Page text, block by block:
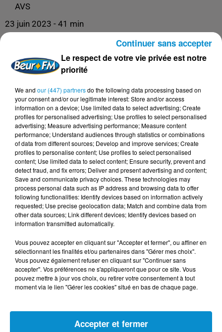
AVS
23 juin 2023 - 41 min
AVS - 23/06/23 - VIEILLIR SANS ÊTRE VIEUX !
(DR CLAUDE CHAUCHARD)
DERNIERS PODCASTS
24 juillet 2026
Les Zinformés - 24/07/26
23 juillet 2026
Les Zinformés - 23/07/26
22 juillet 2026
Le respect de votre vie privée est notre
priorité
We and our (447) partnersdo the following data processing based on
your consent and/or our legitimate interest: Store and/or access
information on a device; Use limited data to select advertising; Create
profiles for personalised advertising; Use profiles to select personalised
advertising; Measure advertising performance; Measure content
performance; Understand audiences through statistics or combinations
of data from different sources; Develop and improve services; Create
profiles to personalise content; Use profiles to select personalised
content; Use limited data to select content; Ensure security, prevent and
detect fraud, and fix errors; Deliver and present advertising and content;
Save and communicate privacy choices. These technologies may
process personal data such as IP address and browsing data to offer
following functionalities: Identify devices based on information actively
requested; Use precise geolocation data; Match and combine data from
other data sources; Link different devices; Identify devices based on
information transmitted automatically.
Vous pouvez accepter en cliquant sur "Accepter et fermer", ou affiner en
sélectionnant les finalités et/ou partenaires dans "Gérer mes choix".
Vous pouvez également refuser en cliquant sur "Continuer sans
accepter". Vos préférences ne s'appliqueront que pour ce site. Vous
pouvez mettre à jour vos choix, ou retirer votre consentement à tout
moment via le lien "Gérer les cookies" situé en bas de chaque page.
Accepter et fermer
Continuer sans accepter